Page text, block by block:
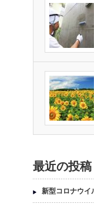
最近の投稿
新型コロナウイ